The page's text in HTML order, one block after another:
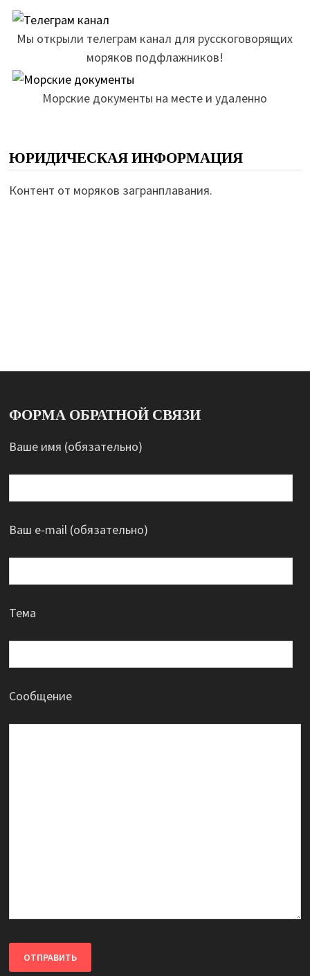
Мы открыли телеграм канал для русскоговорящих
моряков подфлажников!
Морские документы на месте и удаленно
ЮРИДИЧЕСКАЯ ИНФОРМАЦИЯ
Контент от моряков загранплавания.
ФОРМА ОБРАТНОЙ СВЯЗИ
Ваше имя (обязательно)
Ваш e-mail (обязательно)
Тема
Сообщение